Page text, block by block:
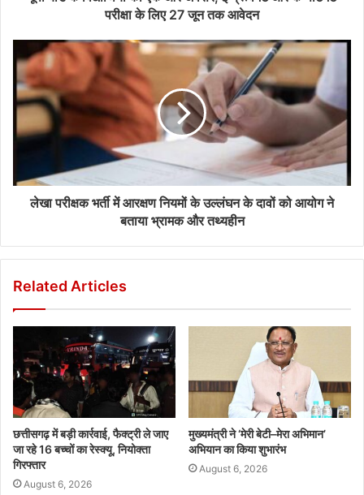
परीक्षा के लिए 27 जून तक आवेदन
लेखा परीक्षक भर्ती में आरक्षण नियमों के उल्लंघन के दावों को आयोग ने
बताया भ्रामक और तथ्यहीन
Related Articles
छत्तीसगढ़ में बड़ी कार्रवाई, फैक्ट्री ले जाए
जा रहे 16 बच्चों का रेस्क्यू, नियोक्ता
गिरफ्तार
August 6, 2026
मुख्यमंत्री ने ‘मेरी बेटी–मेरा अभिमान’
अभियान का किया शुभारंभ
August 6, 2026